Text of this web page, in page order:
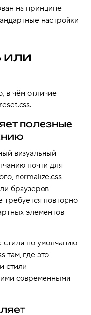
на принципе
настройки
или
в чём отличие
полезные
визуальный
почти для
normalize.css
браузеров
требуется повторно
элементов
стили по умолчанию
там, где это
стили
современными